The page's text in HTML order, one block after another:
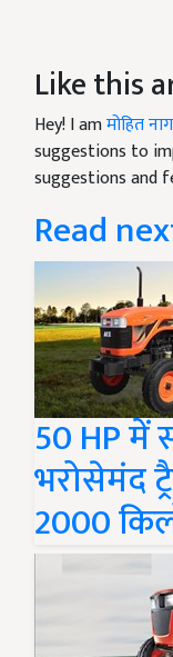
Like this
Hey! I amमोहित
suggestions to
suggestions and
Read
50 HP में
भरोसेमंद
2000